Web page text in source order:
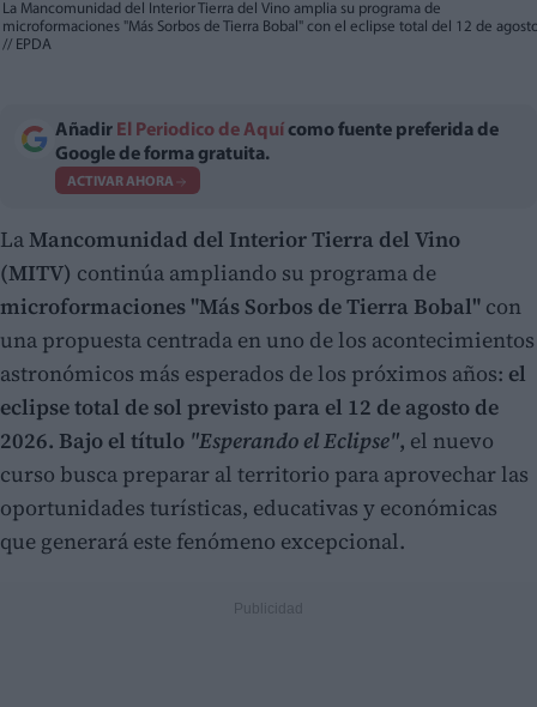
La Mancomunidad del Interior Tierra del Vino amplia su programa de
microformaciones "Más Sorbos de Tierra Bobal" con el eclipse total del 12 de
// EPDA
Añadir El Periodico de Aquí como fuente preferida de
Google de forma gratuita.
ACTIVAR AHORA
LaMancomunidad del Interior Tierra del Vino
(MITV) continúa ampliando su programa de
microformaciones "Más Sorbos de Tierra Bobal" con
una propuesta centrada en uno de los acontecimientos
astronómicos más esperados de los próximos años: el
eclipse total de sol previsto para el 12 de agosto de
2026. Bajo el título "Esperando el Eclipse", el nuevo
curso busca preparar al territorio para aprovechar las
oportunidades turísticas, educativas y económicas
que generará este fenómeno excepcional.